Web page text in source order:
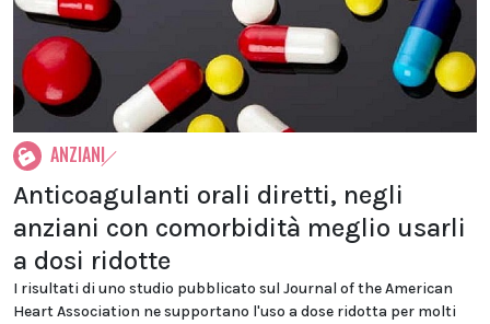
ANZIANI
Anticoagulanti orali diretti, negli
anziani con comorbidità meglio usarli
a dosi ridotte
I risultati di uno studio pubblicato sul Journal of the American
Heart Association ne supportano l'uso a dose ridotta per molti